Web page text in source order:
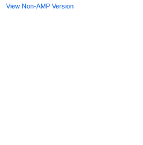
View Non-AMP Version